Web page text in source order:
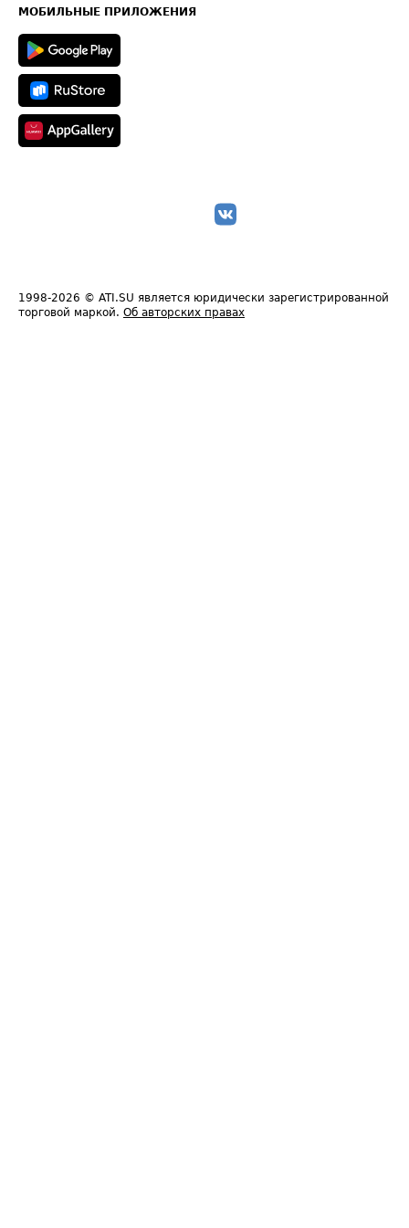
Техническая информация
МОБИЛЬНЫЕ ПРИЛОЖЕНИЯ
1998-2026 © ATI.SU является юридически зарегистрированной
торговой маркой. Об авторских правах